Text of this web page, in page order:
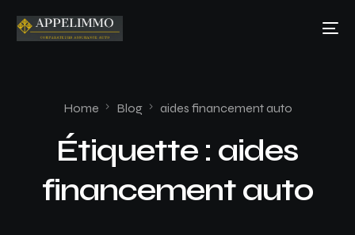
Home Blog aides financement auto
Étiquette : aides
financement auto